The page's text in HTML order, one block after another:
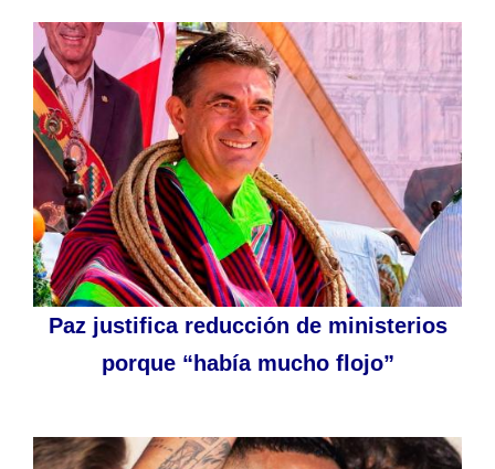
Paz justifica reducción de ministerios
porque “había mucho flojo”